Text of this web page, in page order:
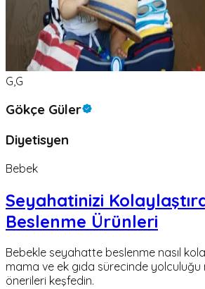
G,G
Gökçe Güler
Diyetisyen
Bebek
Seyahatinizi
Beslenme Ürünleri
Bebekle seyahatte beslenme nasıl
mama ve ek gıda sürecinde
önerileri keşfedin.